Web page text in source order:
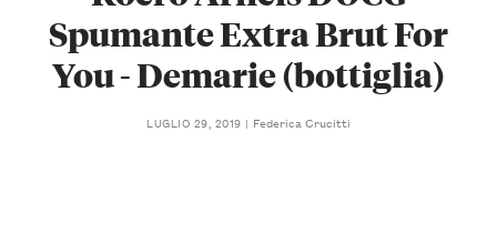
Spumante Extra Brut For
You - Demarie (bottiglia)
LUGLIO 29, 2019 Federica Crucitti